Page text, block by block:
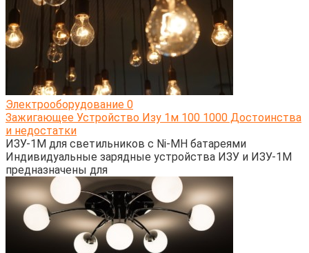
Электрооборудование 0
Зажигающее Устройство Изу 1м 100 1000 Достоинства
и недостатки
ИЗУ-1М для светильников с Ni-MH батареями
Индивидуальные зарядные устройства ИЗУ и ИЗУ-1М
предназначены для